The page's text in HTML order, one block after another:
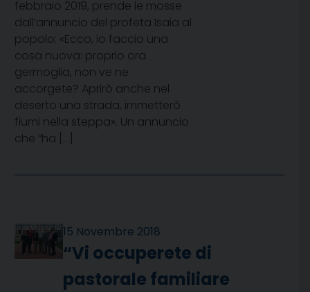
febbraio 2019, prende le mosse
dall’annuncio del profeta Isaia al
popolo: «Ecco, io faccio una
cosa nuova: proprio ora
germoglia, non ve ne
accorgete? Aprirò anche nel
deserto una strada, immetterò
fiumi nella steppa». Un annuncio
che “ha […]
15 Novembre 2018
“Vi occuperete di
pastorale familiare